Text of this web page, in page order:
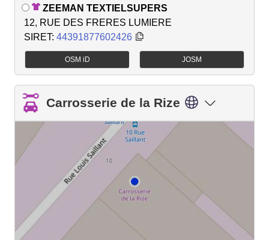
ZEEMAN TEXTIELSUPERS
12, RUE DES FRERES LUMIERE
SIRET: 44391877602426
OSM iD JOSM
Carrosserie de la Rize